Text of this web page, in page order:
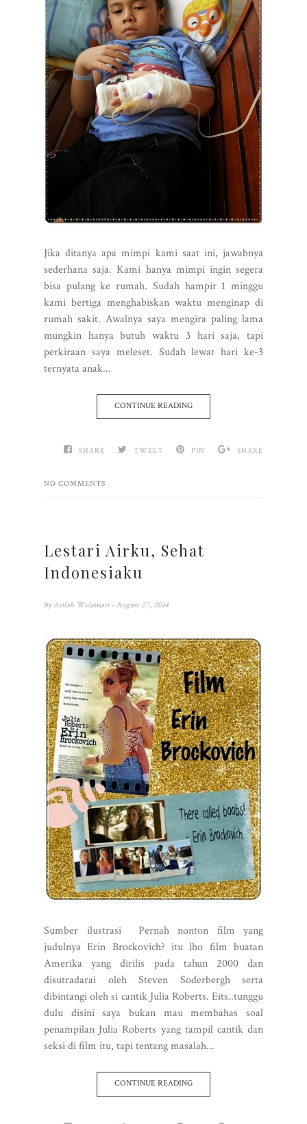
Jika ditanya apa mimpi kami saat ini, jawabnya
sederhana saja. Kami hanya mimpi ingin segera
bisa pulang ke rumah. Sudah hampir 1 minggu
kami bertiga menghabiskan waktu menginap di
rumah sakit. Awalnya saya mengira paling lama
mungkin hanya butuh waktu 3 hari saja, tapi
perkiraan saya meleset. Sudah lewat hari ke-3
ternyata anak...
CONTINUE READING
SHARE TWEET PIN SHARE
NO COMMENTS
Lestari Airku, Sehat
Indonesiaku
by Arifah Wulansari - August 27, 2014
Sumber ilustrasi Pernah nonton film yang
judulnya Erin Brockovich? itu lho film buatan
Amerika yang dirilis pada tahun 2000 dan
disutradarai oleh Steven Soderbergh serta
dibintangi oleh si cantik Julia Roberts. Eits..tunggu
dulu disini saya bukan mau membahas soal
penampilan Julia Roberts yang tampil cantik dan
seksi di film itu, tapi tentang masalah...
CONTINUE READING